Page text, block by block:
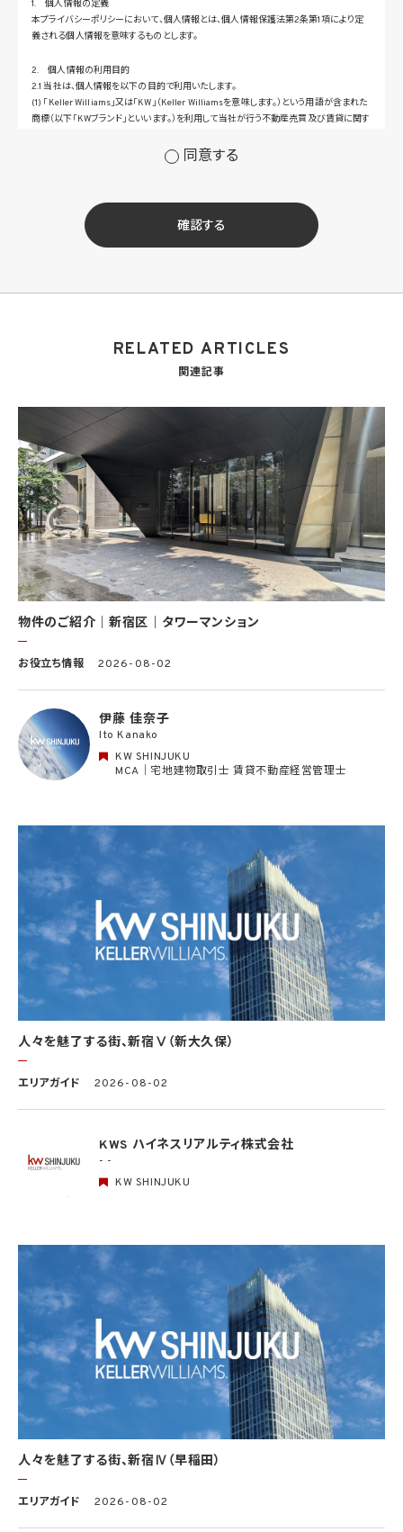
1. 個人情報の定義
本プライバシーポリシーにおいて、個人情報とは、個人情報保護法第2条第1項により定
義される個人情報を意味するものとします。
2. 個人情報の利用目的
2.1 当社は、個人情報を以下の目的で利用いたします。
(1) 「Keller Williams」又は「KW」（Keller Williamsを意味します。）という用語が含まれた
商標（以下「KWブランド」といいます。）を利用して当社が行う不動産売買及び賃貸に関す
せ等への対応のため
(3) 当社の商品、サービス等のご案内のため
(4) 当社サービスに関する当社の規約、ポリシー等（以下「規約等」といいます。）に違反す
る行為に対する対応のため
も外国に所在する場合を含みます。）に対し個人情報（(i)当社サービスにおける顧客に関
ため。なお、KWエージェントとは、KW加盟店の業務に従事する個人を意味します。また、
(8) 当社サービスを介して販売等が行われる物件に関する情報について、当社、KWライ
センサー、その他KWブランドを利用して事業を行う事業者のポータルサイト、ウェブ広
告、その他インターネット上において公開するため
(9) 雇用管理及び社内手続のため（役職員の個人情報について）、並びに人材採用活動
における選考及び連絡のため（応募者の個人情報について）
(10) KWエージェント並びに当社及びKW加盟店の役職員に関する情報に関して、当該
情報を当社又はKWライセンサーが運営するウェブサイト（当社又はKWライセンサーか
ら委託を受けた第三者によって運営されるウェブサイトを含み、当該ウェブサイトが一般
向けに公開される場合を含みます。）上に掲載するため
(11) 株主管理、会社法その他法令上の手続対応のため（株主、新株予約権者等の個人情
報について）
(12) 当社のサービスを通じて実施された不動産に関する取引の実績について、個人を識
(13) その他、上記利用目的に付随する目的のため
る運営、サービスの利用状況等を分析した情報を用いたシステムの改善及び開発並びに
することについて同意を撤回し又は異議を述べた場合には、当社はただちにその旨を当
該第三者に通知するものとします。
3. 個人情報利用目的の変更
4. 個人情報利用の制限
4.1 当社は、個人情報保護法その他の法令により許容される場合を除き、本人の同意を得
ず、利用目的の達成に必要な範囲を超えて個人情報を取り扱いません。但し、次の場合は
この限りではありません。
(1) 法令に基づく場合
(2) 人の生命、身体又は財産の保護のために必要がある場合であって、本人の同意を得
ることが困難であるとき
(3) 公衆衛生の向上又は児童の健全な育成の推進のために特に必要がある場合であっ
て、本人の同意を得ることが困難であるとき
(4) 国の機関もしくは地方公共団体又はその委託を受けた者が法令の定める事務を遂
行することに対して協力する必要がある場合であって、本人の同意を得ることにより当該
事務の遂行に支障を及ぼすおそれがあるとき
個人データを学術研究目的で取り扱う必要があるとき（当該個人データを取り扱う目的
ある場合を除きます。）。
4.2 当社は、違法又は不当な行為を助長し、又は誘発するおそれがある方法により個人
5. 個人情報の適正な取得
5.1 当社は、適正に個人情報を取得し、偽りその他不正の手段により取得しません。
(1) 第4.1項第1号から第4号までのいずれかに該当する場合
(2) 学術研究機関等から要配慮個人情報を取得する場合であって、当該要配慮個人情報
を学術研究目的で取得する必要があるとき（当該要配慮個人情報を取得する目的の一
部が学術研究目的である場合を含み、個人の権利利益を不当に侵害するおそれがある
場合を除きます。）（当該個人情報取扱事業者と当該学術研究機関等が共同して学術研
究を行う場合に限ります。）
(3) 当該要配慮個人情報が、本人、国の機関、地方公共団体、学術研究機関等、個人情報
保護法第57条第1項各号に掲げる者その他個人情報保護委員会規則で定める者により
公開されている場合
(4) 本人を目視し、又は撮影することにより、その外形上明らかな要配慮個人情報を取得
する場合
(5) 第三者から要配慮個人情報の提供を受ける場合であって、当該第三者による当該提
供が第8.1項各号のいずれかに該当するとき
5.3 当社は、第三者から個人情報の提供を受けるに際しては、個人情報保護委員会規則
該個人情報の提供が第4.1項各号のいずれかに該当する場合又は第8.1項各号のいずれ
同意する
確認する
RELATED ARTICLES
関連記事
物件のご紹介｜新宿区｜タワーマンション
お役立ち情報 2026-08-02
伊藤 佳奈子
Ito Kanako
KW SHINJUKU
MCA｜宅地建物取引士 賃貸不動産経営管理士
人々を魅了する街、新宿Ⅴ（新大久保）
エリアガイド 2026-08-02
KWS ハイネスリアルティ株式会社
- -
KW SHINJUKU
人々を魅了する街、新宿Ⅳ（早稲田）
エリアガイド 2026-08-02